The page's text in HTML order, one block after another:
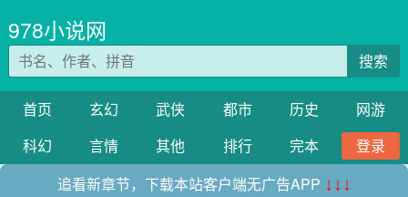
978小说网
搜索
首页 玄幻 武侠 都市 历史
网游
科幻
言情 其他 排行 完本
登录
追看新章节，下载本站客户端无广告APP ↓↓↓